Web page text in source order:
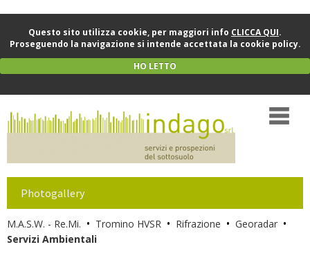
Questo sito utilizza cookie, per maggiori info CLICCA QUI.
Proseguendo la navigazione si intende accettata la cookie policy.
HO LETTO
Photogallery
M.A.S.W. - Re.Mi. • Tromino HVSR • Rifrazione • Georadar •
Servizi Ambientali